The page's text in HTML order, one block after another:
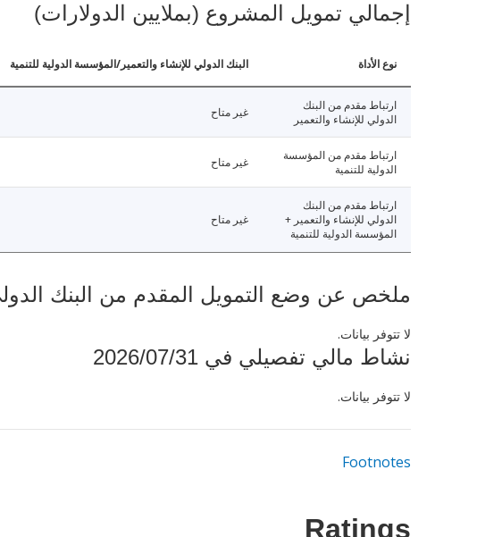
إجمالي تمويل المشروع (بملايين الدولارات)
نوع الأداة البنك الدولي للإنشاء والتعمير/المؤسسة الدولية للتنمية
ارتباط مقدم من البنك
الدولي للإنشاء والتعمير
غير متاح
ارتباط مقدم من المؤسسة
الدولية للتنمية
غير متاح
ارتباط مقدم من البنك
الدولي للإنشاء والتعمير +
المؤسسة الدولية للتنمية
غير متاح
ملخص عن وضع التمويل المقدم من البنك الدولي
لا تتوفر بيانات.
نشاط مالي تفصيلي في 2026/07/31
لا تتوفر بيانات.
Footnotes